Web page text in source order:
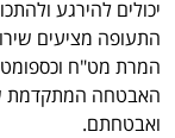
יכולים להירגע
התעופה מציעים
המרת מט"ח
האבטחה המתקדמת
ואבטחתם.